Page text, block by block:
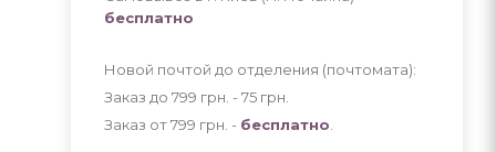
бесплатно
Новой почтой до отделения (почтомата):
Заказ до 799 грн. - 75 грн
Заказ от 799 грн. - бесплатно